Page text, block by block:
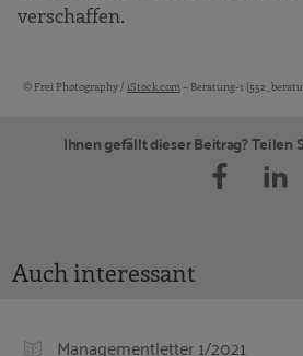
verschaffen.
Bildquellen und Copyright-
© Frei Photography / iStock.com – Beratung-1
Ihnen gefällt dieser Beitrag? Teilen
Auch interessant
Managementletter 1/2021